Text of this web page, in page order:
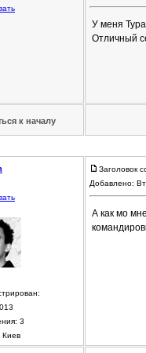
У меня
Отличный
к началу
3
Киев
Заголовок
Добавлено:
А как мо